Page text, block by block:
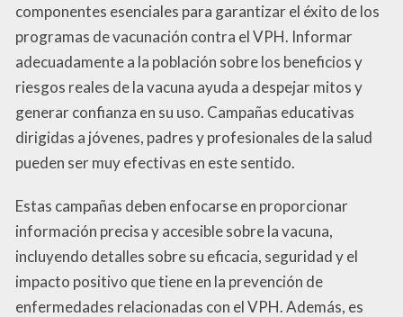
componentes esenciales para garantizar el éxito de los
programas de vacunación contra el VPH. Informar
adecuadamente a la población sobre los beneficios y
riesgos reales de la vacuna ayuda a despejar mitos y
generar confianza en su uso. Campañas educativas
dirigidas a jóvenes, padres y profesionales de la salud
pueden ser muy efectivas en este sentido.
Estas campañas deben enfocarse en proporcionar
información precisa y accesible sobre la vacuna,
incluyendo detalles sobre su eficacia, seguridad y el
impacto positivo que tiene en la prevención de
enfermedades relacionadas con el VPH. Además, es